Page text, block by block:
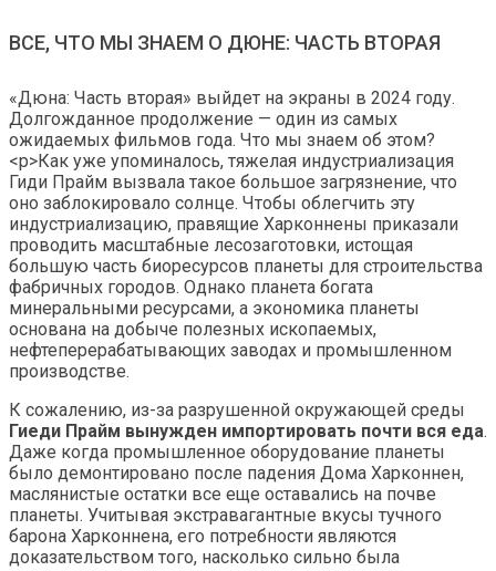
ВСЕ, ЧТО МЫ ЗНАЕМ О ДЮНЕ: ЧАСТЬ ВТОРАЯ
«Дюна: Часть вторая» выйдет на экраны в 2024 году.
Долгожданное продолжение — один из самых
ожидаемых фильмов года. Что мы знаем об этом?
<р>Как уже упоминалось, тяжелая индустриализация
Гиди Прайм вызвала такое большое загрязнение, что
оно заблокировало солнце. Чтобы облегчить эту
индустриализацию, правящие Харконнены приказали
проводить масштабные лесозаготовки, истощая
большую часть биоресурсов планеты для строительства
фабричных городов. Однако планета богата
минеральными ресурсами, а экономика планеты
основана на добыче полезных ископаемых,
нефтеперерабатывающих заводах и промышленном
производстве.
К сожалению, из-за разрушенной окружающей среды
Гиеди Прайм вынужден импортировать почти вся еда.
Даже когда промышленное оборудование планеты
было демонтировано после падения Дома Харконнен,
маслянистые остатки все еще оставались на почве
планеты. Учитывая экстравагантные вкусы тучного
барона Харконнена, его потребности являются
доказательством того, насколько сильно была